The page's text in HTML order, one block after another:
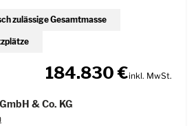
zulässige Gesamtmasse
inkl. MwSt.
184.830 €
& Co. KG